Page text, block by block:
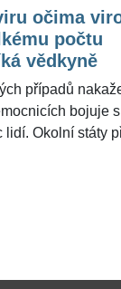
mutace je
nebyl
možné ho
mluvčí
Doláková.
očima
počtu
vědkyně
případů
bojuje
lidí. Okolní státy
Tachezy volá
»českou«